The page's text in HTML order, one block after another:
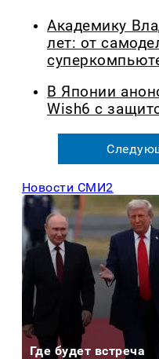
Академику
лет: от
В Японии
Wish6 с
Новости СМИ2
Где будет встреча